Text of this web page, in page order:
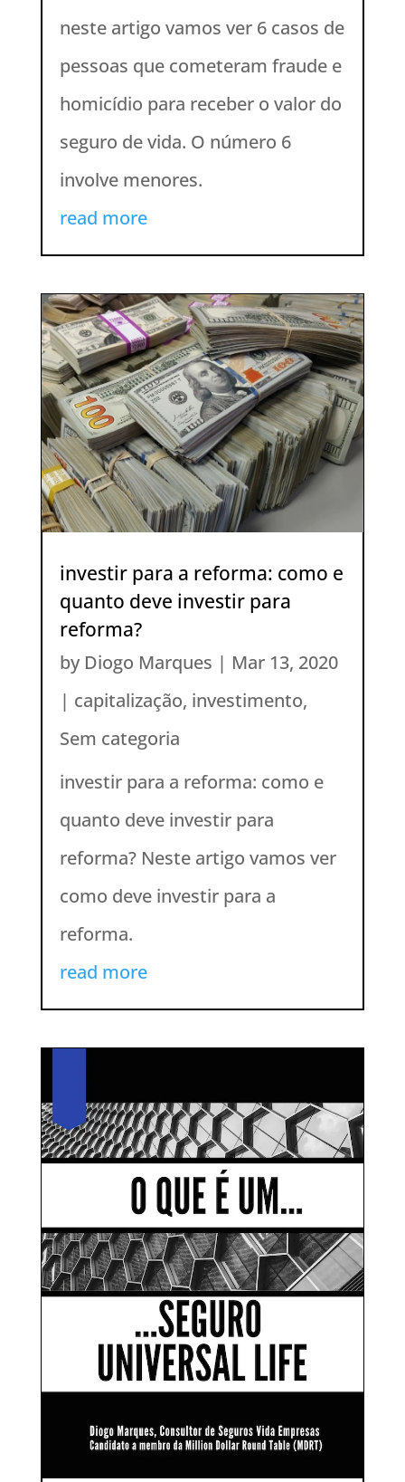
neste artigo vamos ver 6 casos de
pessoas que cometeram fraude e
homicídio para receber o valor do
seguro de vida. O número 6
involve menores.
read more
investir para a reforma: como e
quanto deve investir para
reforma?
by Diogo Marques | Mar 13, 2020
| capitalização, investimento,
Sem categoria
investir para a reforma: como e
quanto deve investir para
reforma? Neste artigo vamos ver
como deve investir para a
reforma.
read more